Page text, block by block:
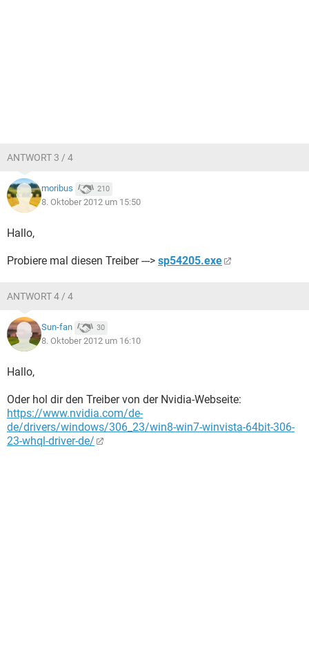
ANTWORT 3 / 4
moribus 210
8. Oktober 2012 um 15:50
Hallo,
Probiere mal diesen Treiber ---> sp54205.exe
ANTWORT 4 / 4
Sun-fan 30
8. Oktober 2012 um 16:10
Hallo,
Oder hol dir den Treiber von der Nvidia-Webseite:
https://www.nvidia.com/de-
de/drivers/windows/306_23/win8-win7-winvista-64bit-306-
23-whql-driver-de/